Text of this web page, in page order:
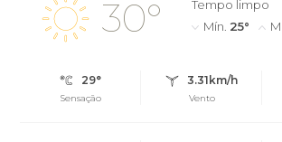
30°
Tempo limpo
Mín. 25°
29°
Sensação
3.31km/h
Vento